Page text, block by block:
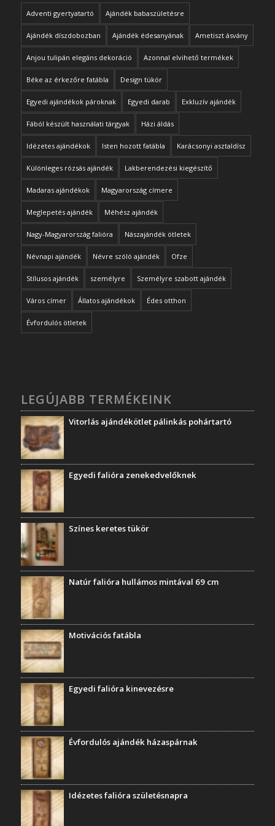
Adventi gyertyatartó Ajándék babaszületésre
Ajándék díszdobozban Ajándék édesanyának Ametiszt ásvány
Anjou tulipán elegáns dekoráció Azonnal elvihető termékek
Béke az érkezőre fatábla Design tükör
Egyedi ajándékok pároknak Egyedi darab Exkluzív ajándék
Fából készült használati tárgyak Házi áldás
Idézetes ajándékok Isten hozott fatábla Karácsonyi asztaldísz
Különleges rózsás ajándék Lakberendezési kiegészítő
Madaras ajándékok Magyarország címere
Meglepetés ajándék Méhész ajándék
Nagy-Magyarország falióra Nászajándék ötletek
Névnapi ajándék Névre szóló ajándék Ofze
Stílusos ajándék személyre Személyre szabott ajándék
Város címer Állatos ajándékok Édes otthon
Évfordulós ötletek
LEGÚJABB TERMÉKEINK
Vitorlás ajándékötlet pálinkás pohártartó
Egyedi falióra zenekedvelőknek
Színes keretes tükör
Natúr falióra hullámos mintával 69 cm
Motivációs fatábla
Egyedi falióra kinevezésre
Évfordulós ajándék házaspárnak
Idézetes falióra születésnapra